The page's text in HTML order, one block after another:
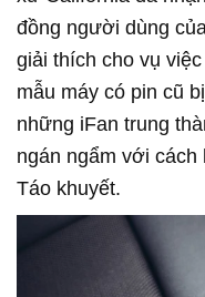
đồng người dùng
giải thích cho vụ
mẫu máy có pin cũ
những iFan trung
ngán ngẩm với cách
Táo khuyết.